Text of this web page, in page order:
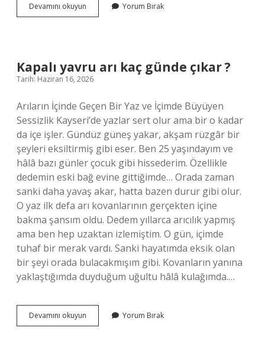
Devamını okuyun iPhone’da
resimdeki
?
Yorum Bırak
Kapalı yavru arı kaç günde çıkar ?
Tarih: Haziran 16, 2026
Arıların İçinde Geçen Bir Yaz ve İçimde Büyüyen
Sessizlik Kayseri’de yazlar sert olur ama bir o kadar
da içe işler. Gündüz güneş yakar, akşam rüzgâr bir
şeyleri eksiltirmiş gibi eser. Ben 25 yaşındayım ve
hâlâ bazı günler çocuk gibi hissederim. Özellikle
dedemin eski bağ evine gittiğimde… Orada zaman
sanki daha yavaş akar, hatta bazen durur gibi olur.
O yaz ilk defa arı kovanlarının gerçekten içine
bakma şansım oldu. Dedem yıllarca arıcılık yapmış
ama ben hep uzaktan izlemiştim. O gün, içimde
tuhaf bir merak vardı. Sanki hayatımda eksik olan
bir şeyi orada bulacakmışım gibi. Kovanların yanına
yaklaştığımda duyduğum uğultu hâlâ kulağımda.…
Devamını okuyun
yavru
Yorum Bırak